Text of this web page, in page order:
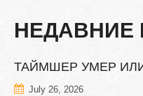
НЕДАВНИЕ
ТАЙМШЕР УМЕР
July 26, 2026